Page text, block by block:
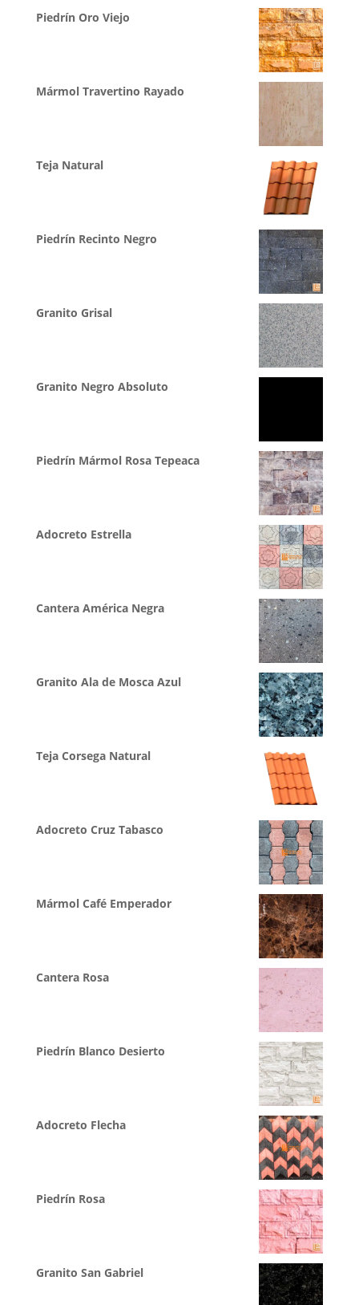
Piedrín Oro Viejo
Mármol Travertino Rayado
Teja Natural
Piedrín Recinto Negro
Granito Grisal
Granito Negro Absoluto
Piedrín Mármol Rosa Tepeaca
Adocreto Estrella
Cantera América Negra
Granito Ala de Mosca Azul
Teja Corsega Natural
Adocreto Cruz Tabasco
Mármol Café Emperador
Cantera Rosa
Piedrín Blanco Desierto
Adocreto Flecha
Piedrín Rosa
Granito San Gabriel